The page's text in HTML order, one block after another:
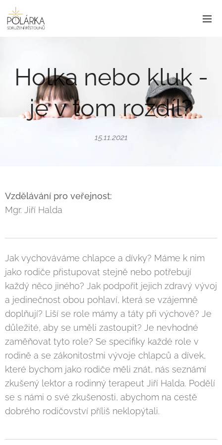
Holka nebo kluk -
je v tom rozdíl?
15.11.2021
Vzdělávání pro veřejnost:
Mgr. Jiří Halda
Jak vychováváme chlapce a dívky? Máme k nim
jako rodiče přistupovat stejně nebo potřebují
každý něco jiného? Jak podpořit jejich zdravý vývoj
a jedinečnost obou pohlaví, která se vzájemně
doplňují? Liší se role mámy a táty při výchově? Je
důležité, aby se uměli zastoupit? Je nevhodné
zaměňovat tyto role? Se specifiky každé role v
rodině a se zákonitostmi vývoje chlapců a dívek,
které bychom jako rodiče měli znát, nás seznámí
zkušený lektor a rodinný terapeut Jiří Halda. Podělí
se s námi o své zkušenosti, abychom na cestě
dobrého rodičovství příliš neklopýtali.